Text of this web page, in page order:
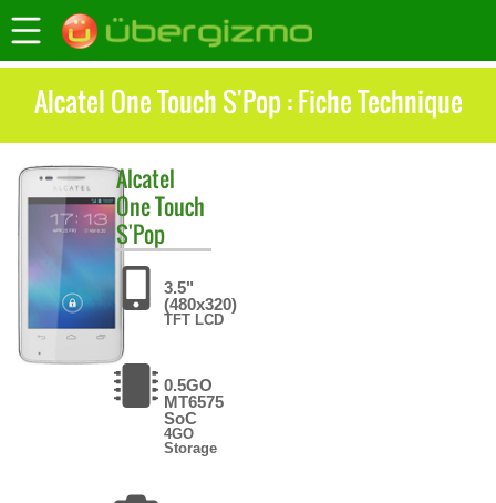
Alcatel One Touch S'Pop : Fiche Technique
Alcatel
One Touch
S'Pop
3.5"
(480x320)
TFT LCD
0.5GO
MT6575
SoC
4GO
Storage